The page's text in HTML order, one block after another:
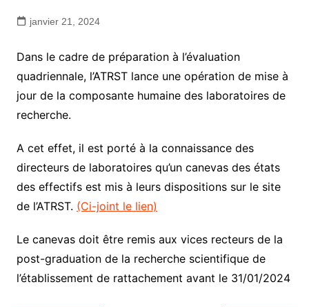
janvier 21, 2024
Dans le cadre de préparation à l’évaluation
quadriennale, l’ATRST lance une opération de mise à
jour de la composante humaine des laboratoires de
recherche.
A cet effet, il est porté à la connaissance des
directeurs de laboratoires qu’un canevas des états
des effectifs est mis à leurs dispositions sur le site
de l’ATRST. (Ci-joint le lien)
Le canevas doit être remis aux vices recteurs de la
post-graduation de la recherche scientifique de
l’établissement de rattachement avant le 31/01/2024